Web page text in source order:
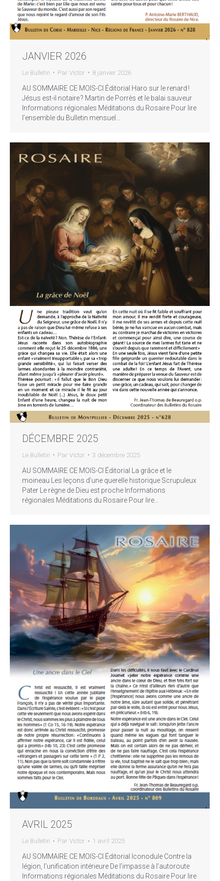
JANVIER 2026
Le Bulletin Par Victor 8 janvier 2026
AU SOMMAIRE CE MOIS-CI Éditorial Haro sur le renard !
Jésus est-il notaire ? Martin de Porrès et le balai sauveur
Informations régionales Méditations du Rosaire Pour lire
l’ensemble du Bulletin mensuel…
DÉCEMBRE 2025
Le Bulletin Par Victor 3 décembre 2025
AU SOMMAIRE CE MOIS-CI Éditorial La grâce et le
moineau Les leçons d’une querelle historique Scrupuleux
Pater Le règne de Dieu est proche Informations
régionales Méditations du Rosaire Pour lire…
AVRIL 2025
Le Bulletin Par Victor 1 avril 2025
AU SOMMAIRE CE MOIS-CI Éditorial Iconodule Contre la
légion, l’unification intérieure De l’impasse à l’autoroute
Informations régionales Méditations du Rosaire Pour lire